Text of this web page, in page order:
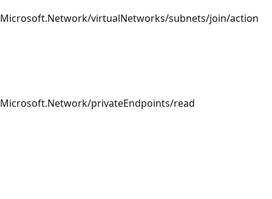
Microsoft.Network/virtualNetworks/subnets/join/action
Microsoft.Network/privateEndpoints/read